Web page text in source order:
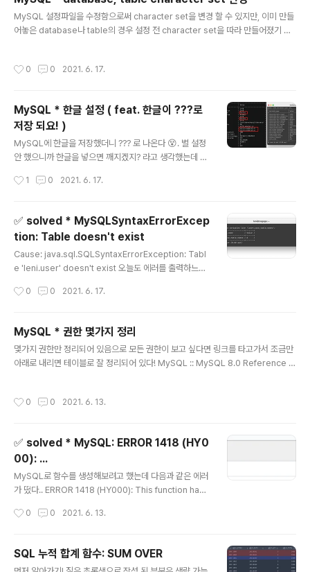
MySQL 설정파일을 수정함으로써 character set을 변경 할 수 있지만, 이미 만들
어놓은 database나 table의 경우 설정 전 character set을 따라 만들어졌기 때
l> ALTER TABLE [TABLE명] CONVERT TO CHARACTER SET UTF8; 확
치시면 됩니다. mysql> use [DB명] mysql> show variables like 'c%'; Tha
nks for 🙈 MYSQL 데이터 입력시 물음표..
0 0 2021. 6. 17.
MySQL * 한글 설정 ( feat. 한글이 ???로
저장 되요! )
MySQL에 한글을 저장했더니 ??? 로 나온다 😵. 별 설정
안 했으니까 한글을 넣으면 깨지겠지? 라고 생각했는데 역
캐릭터셋이 이런건가 싶기도 하다. 윈도우는 다르려나? 시
es like 'c%'; 쓰니는 설정을 다 하고 포스팅을 쓰고 있기
에.. 이전 설정에 대한 사진은 인터넷에서 퍼온 것과 비교해
서 같이보자. 왼쪽 이미지처럼 latin1 친구가 여기저기 자리
잡고 있다면 다음 포스팅을 통해 해결이 가능하다! 하지만
문제이니 구글신께 가보도록 하자. ⭐️ 아래 내..
1 0 2021. 6. 17.
✅ solved * MySQLSyntaxErrorExcep
tion: Table doesn't exist
Cause: java.sql.SQLSyntaxErrorException: Tabl
e 'leni.user' doesn't exist 오늘도 에러를 출력하느라
봤더니 딱 하니 존재하고 있는 나의 user 테이블. 원인은
일어난 일이였다. 따로 손을 대지 않았다면 기본 설정은 0
으로 되어 있는데 이는 쿼리 실행 시 대소문자를 구별하여
실행하게 한다. 0 : (default) 테이블 생성 및 조회시 대소
문자 구분 함 1 : 입력값이 대소문자 상관없이 소문자로 인
게 설정되어 있는..
0 0 2021. 6. 17.
MySQL * 권한 몇가지 정리
몇가지 권한만 정리되어 있음으로 모든 권한이 보고 싶다면 링크를 타고가서 조금만
아래로 내리면 테이블로 잘 정리되어 있다! MySQL :: MySQL 8.0 Reference M
면 포스팅 아래에 Thanks for을 참고하자! 권한 설명 ALL 모든 권한 부여 ALTER
변경 또는 삭제 가능 CREATE Database, Table 생성 가능 CREATE ROUTINE
Function, Procedure, Trig..
0 0 2021. 6. 13.
✅ solved * MySQL: ERROR 1418 (HY0
00): ...
MySQL로 함수를 생성해보려고 했는데 다음과 같은 에러
가 떴다.. ERROR 1418 (HY000): This function has
L DATA in its declaration and binary logging is e
g_bin_trust_function_creators variable) 사용자에
게 생성권한을 주었는데도 이런 문제가 생겨서 당황했는데
0 0 2021. 6. 13.
SQL 누적 합계 함수: SUM OVER